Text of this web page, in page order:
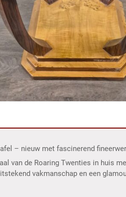
– nieuw met fascinerend
van de Roaring Twenties in huis
vakmanschap en een